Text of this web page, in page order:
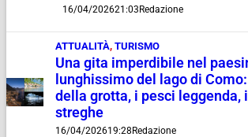
16/04/202621:03Redazione
ATTUALITÀ,TURISMO
Una gita imperdibile nel
lunghissimo del lago di
della grotta, i pesci leggenda,
streghe
16/04/202619:28Redazione